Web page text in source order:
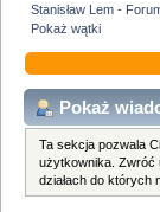
Stanisław Lem -
Pokaż wątki
Pokaż
Ta sekcja pozwala
użytkownika. Zwróć
działach do których